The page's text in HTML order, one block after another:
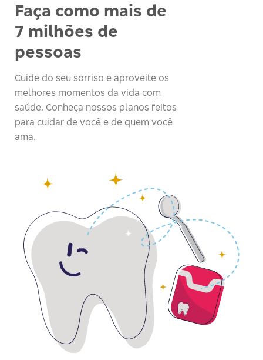
Faça como mais de
7 milhões de
pessoas
Cuide do seu sorriso e aproveite os
melhores momentos da vida com
saúde. Conheça nossos planos feitos
para cuidar de você e de quem você
ama.